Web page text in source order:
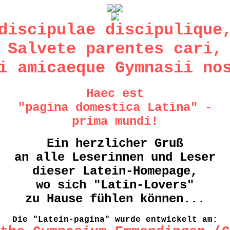
discipulique,
Salvete parentes cari,
amicaeque Gymnasii
Haec est
"pagina domestica Latina" -
prima mundi!
Ein herzlicher Gruß
an alle Leserinnen und Leser
dieser Latein-Homepage,
wo sich "Latin-Lovers"
zu Hause fühlen können...
Die "Latein-pagina" wurde entwickelt am: